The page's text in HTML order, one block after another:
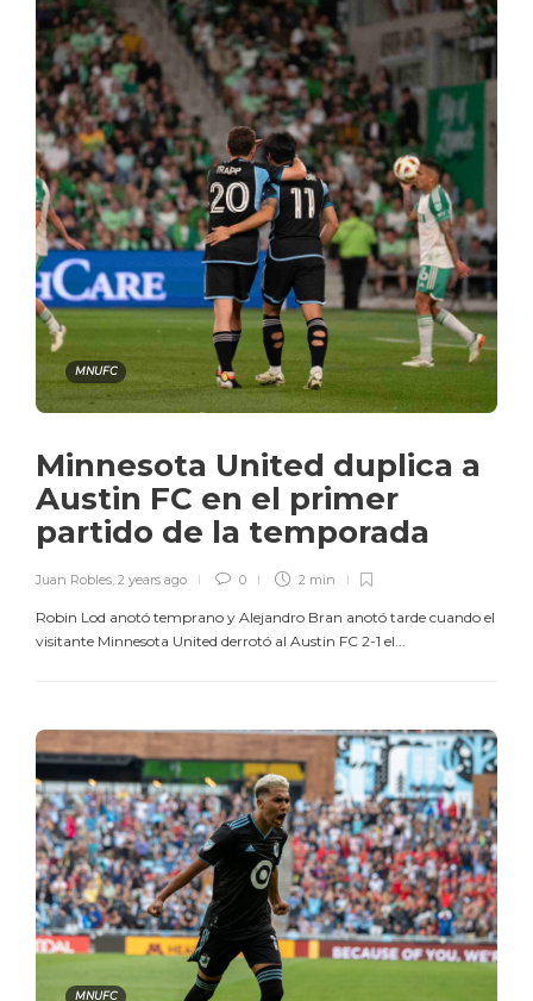
MNUFC
Minnesota United duplica a
Austin FC en el primer
partido de la temporada
Juan Robles, 2 years ago 0 2 min
Robin Lod anotó temprano y Alejandro Bran anotó tarde cuando el
visitante Minnesota United derrotó al Austin FC 2-1 el...
MNUFC